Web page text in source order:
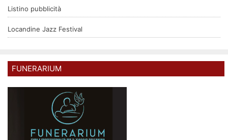
Listino pubblicità
Locandine Jazz Festival
FUNERARIUM